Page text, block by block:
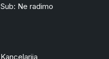
Sub: Ne radimo
Kancelarija